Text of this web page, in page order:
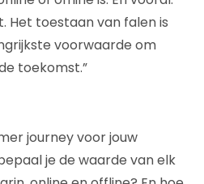
Het toestaan van falen is
voorwaarde om
toekomst.”
journey voor jouw
je de waarde van elk